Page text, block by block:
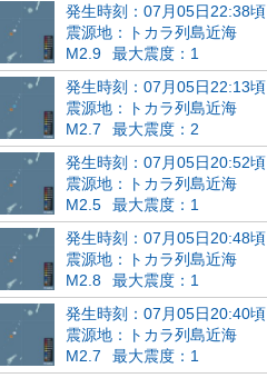
発生時刻：07月05日22:38頃
震源地：トカラ列島近海
M2.9
最大震度：1
発生時刻：07月05日22:13頃
震源地：トカラ列島近海
M2.7
最大震度：2
発生時刻：07月05日20:52頃
震源地：トカラ列島近海
M2.5
最大震度：1
発生時刻：07月05日20:48頃
震源地：トカラ列島近海
M2.8
最大震度：1
発生時刻：07月05日20:40頃
震源地：トカラ列島近海
M2.7
最大震度：1